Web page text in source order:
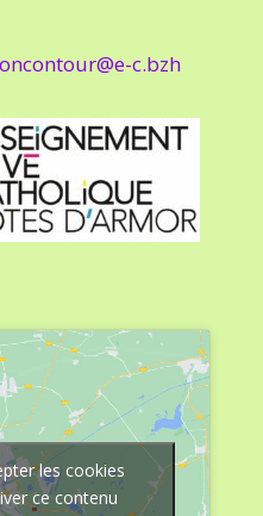
c.bzh
les cookies
ce contenu